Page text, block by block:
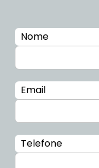
Nome
Email
Telefone